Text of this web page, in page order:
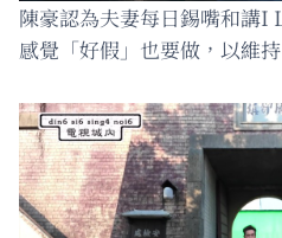
陳豪認為夫妻每日錫嘴和講I
感覺「好假」也要做，以維